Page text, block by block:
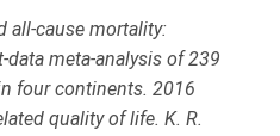
all-cause mortality:
meta-analysis of 239
four continents. 2016
quality of life. K. R.